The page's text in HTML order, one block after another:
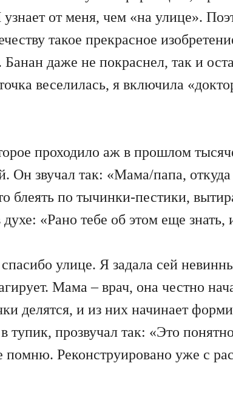
от меня, чем «на улице».
такое прекрасное
Банан даже не покраснел, так и
веселилась, я включила
проходило аж в прошлом
Он звучал так: «Мама/папа,
блеять по тычинки-пестики,
«Рано тебе об этом еще
улице. Я задала сей
Мама – врач, она честно
делятся, и из них начинает
тупик, прозвучал так: «Это
Реконструировано уже с